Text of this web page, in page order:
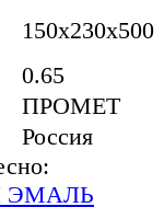
150x230x500
0.65
ПРОМЕТ
Россия